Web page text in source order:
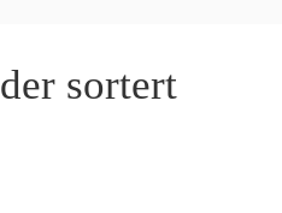
sortert